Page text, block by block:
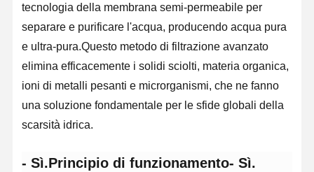
tecnologia della membrana semi-permeabile per
separare e purificare l'acqua, producendo acqua pura
e ultra-pura.Questo metodo di filtrazione avanzato
elimina efficacemente i solidi sciolti, materia organica,
ioni di metalli pesanti e microrganismi, che ne fanno
una soluzione fondamentale per le sfide globali della
scarsità idrica.
- Sì.Principio di funzionamento- Sì.